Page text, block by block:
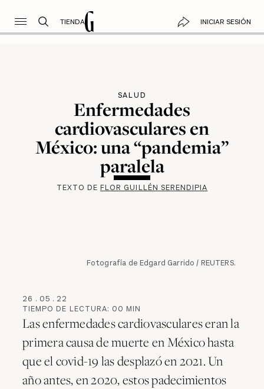
TIENDA INICIAR SESIÓN
SALUD
Enfermedades
cardiovasculares en
México: una “pandemia”
paralela
TEXTO DEFLOR GUILLÉN SERENDIPIA
Fotografía de Edgard Garrido / REUTERS.
26 . 05 . 22
TIEMPO DE LECTURA: 00 MIN
Las enfermedades cardiovasculares eran la
primera causa de muerte en México hasta
que el covid-19 las desplazó en 2021. Un
año antes, en 2020, estos padecimientos